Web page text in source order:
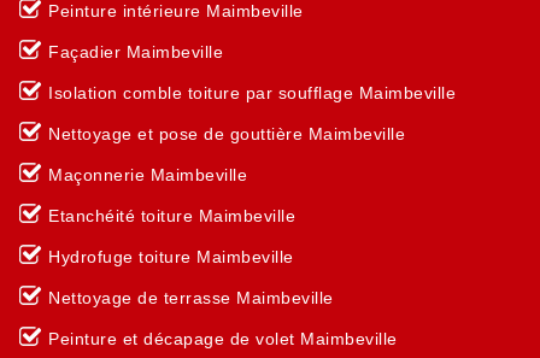
Peinture intérieure Maimbeville
Façadier Maimbeville
Isolation comble toiture par soufflage Maimbeville
Nettoyage et pose de gouttière Maimbeville
Maçonnerie Maimbeville
Etanchéité toiture Maimbeville
Hydrofuge toiture Maimbeville
Nettoyage de terrasse Maimbeville
Peinture et décapage de volet Maimbeville